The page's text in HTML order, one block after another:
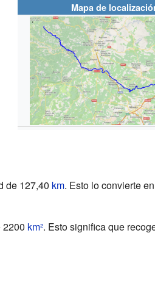
Mapa de
de 127,40 km. Esto lo convierte
2200 km². Esto significa que